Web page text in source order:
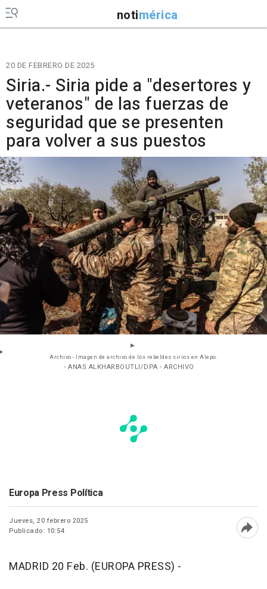
notimérica
20 DE FEBRERO DE 2025
Siria.- Siria pide a "desertores y
veteranos" de las fuerzas de
seguridad que se presenten
para volver a sus puestos
Archivo - Imagen de archivo de los rebeldes sirios en Alepo.
- ANAS ALKHARBOUTLI/DPA - ARCHIVO
Europa Press Política
Jueves, 20 febrero 2025
Publicado: 10:54
MADRID 20 Feb. (EUROPA PRESS) -